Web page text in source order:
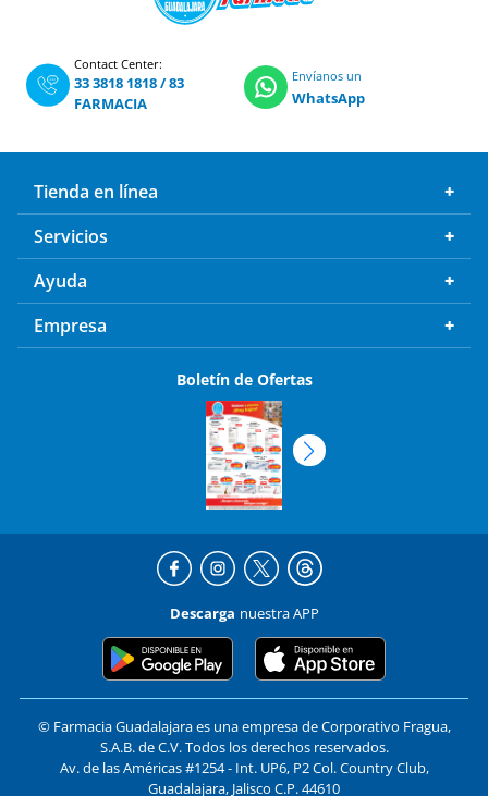
Contact Center:
33 3818 1818/83
FARMACIA
Envíanos un
WhatsApp
Tienda en línea
Servicios
Ayuda
Empresa
Boletín de Ofertas
Descarga nuestra APP
© Farmacia Guadalajara es una empresa de Corporativo Fragua,
S.A.B. de C.V. Todos los derechos reservados.
Av. de las Américas #1254 - Int. UP6, P2 Col. Country Club,
Guadalajara, Jalisco C.P. 44610